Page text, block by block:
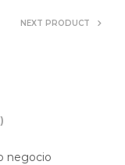
NEXT PRODUCT
negocio